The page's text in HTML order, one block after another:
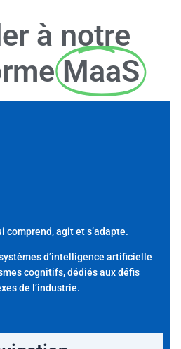
à notre
MaaS
comprend, agit et s’adapte.
d’intelligence artificielle
cognitifs, dédiés aux défis
de l’industrie.